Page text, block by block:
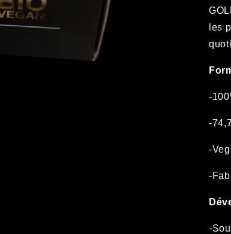
les
-
-
-
-
-